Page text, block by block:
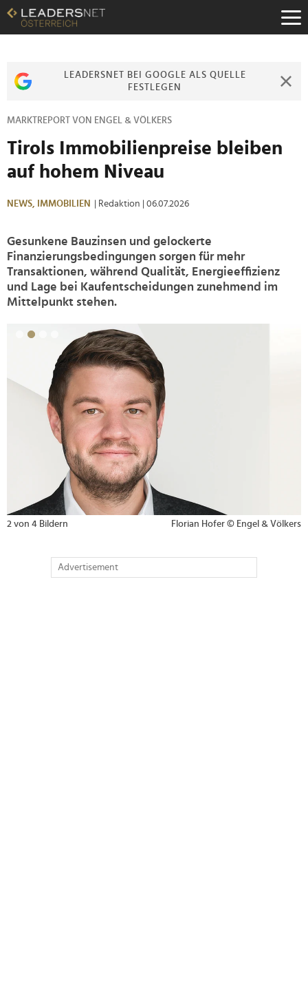
Zum
Inhalt
Zur
Zur
LEADERSNET BEI GOOGLE ALS QUELLE
FESTLEGEN
MARKTREPORT VON ENGEL & VÖLKERS
Tirols Immobilienpreise bleiben
auf hohem Niveau
NEWS, IMMOBILIEN | Redaktion | 06.07.2026
Gesunkene Bauzinsen und gelockerte
Finanzierungsbedingungen sorgen für mehr
Transaktionen, während Qualität, Energieeffizienz
und Lage bei Kaufentscheidungen zunehmend im
Mittelpunkt stehen.
2 von 4 Bildern Florian Hofer © Engel & Völkers
Advertisement